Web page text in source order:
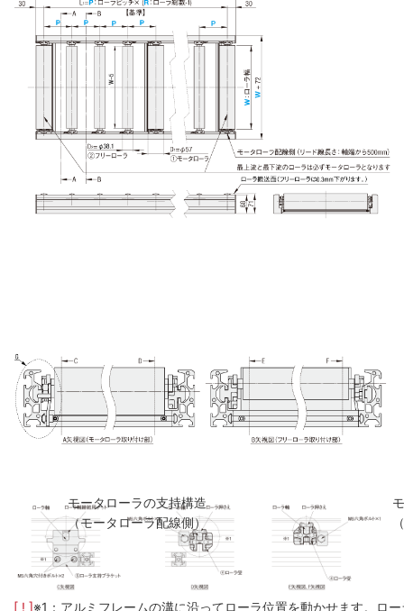
モータローラの支持構造
（モータローラ配線側）
[ ! ]※1：アルミフレームの溝に沿ってローラ位置を動かせます。ロ